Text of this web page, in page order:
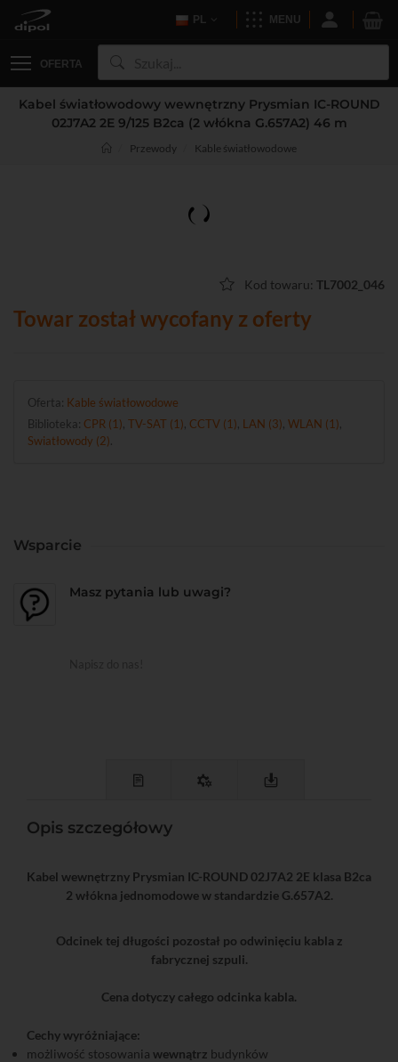
PL MENU
OFERTA
Kabel światłowodowy wewnętrzny Prysmian IC-ROUND
02J7A2 2E 9/125 B2ca (2 włókna G.657A2) 46 m
Przewody Kable światłowodowe
Kod towaru: TL7002_046
Towar został wycofany z oferty
Oferta: Kable światłowodowe
Biblioteka: CPR (1) TV-SAT (1) CCTV (1) LAN (3) WLAN (1)
Swiatłowody (2)
Wsparcie
Masz pytania lub uwagi?
Opis szczegółowy
Kabel wewnętrzny Prysmian IC-ROUND 02J7A2 2E klasa B2ca
2 włókna jednomodowe w standardzie G.657A2.
Odcinek tej długości pozostał po odwinięciu kabla z
fabrycznej szpuli.
Cena dotyczy całego odcinka kabla.
Cechy wyróżniające:
możliwość stosowania wewnątrz budynków